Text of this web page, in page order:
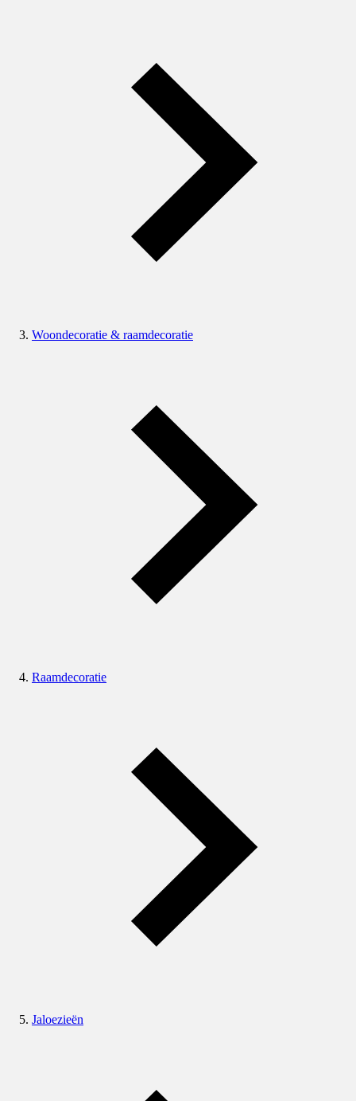
Woondecoratie & raamdecoratie
Raamdecoratie
Jaloezieën